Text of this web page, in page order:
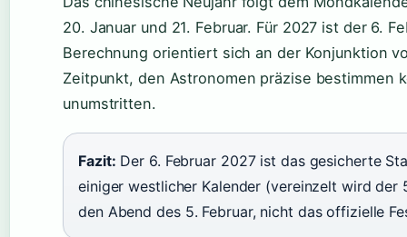
20. Januar und 21. Februar. Für 2027 ist der 6.
Berechnung orientiert sich an der Konjunktion
Zeitpunkt, den Astronomen präzise bestimmen
unumstritten.
Fazit: Der 6. Februar 2027 ist das gesicherte
einiger westlicher Kalender (vereinzelt wird der
den Abend des 5. Februar, nicht das offizielle